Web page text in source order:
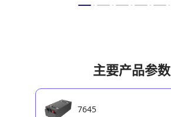
主要产品参数
7645